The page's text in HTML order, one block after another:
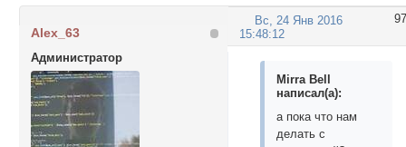
97
Вс, 24 Янв 2016
15:48:12
Alex_63
Администратор
Mirra Bell
написал(а):
а пока что нам
делать с